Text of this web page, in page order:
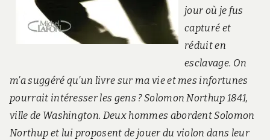
jour où je fus
capturé et
réduit en
esclavage. On
m’a suggéré qu’un livre sur ma vie et mes infortunes
pourrait intéresser les gens ? Solomon Northup 1841,
ville de Washington. Deux hommes abordent Solomon
Northup et lui proposent de jouer du violon dans leur